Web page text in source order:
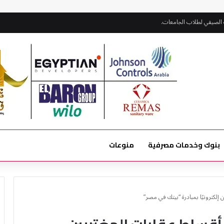
لطلاب الجامعات.
بنوك وخدمات مصرفية منوعات
بمبادرة “بيتك في مصر”